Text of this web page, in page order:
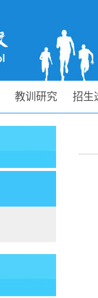
教训研究 招生